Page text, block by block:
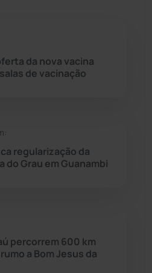
(1530)
da nova vacina
de vacinação
regularização da
Grau em Guanambi
percorrem 600 km
a Bom Jesus da